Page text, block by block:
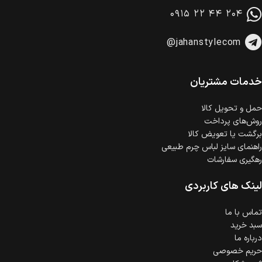
در هنگام خرید محصول، امکان انتخاب پرداخت در محل
وجود دارد.
خرید اقساطی با شرایط آسان و بدون ضامن امکان‌پذیر
است.
گارانتی معتبر برای تمامی محصولات ارائه می‌شود.
۰۹۱۵ ۲۲ ۴۴ ۲۰۴
@jahanstylecom
خدمات مشتریان
حمل‌ و تحویل کالا
روش‌های پرداخت
برگشت یا تعویض کالا
راهنمای سایز لباس چرم طبیعی
رهگیری سفارشات
لینک های کاربردی
تماس با ما
سبد خرید
درباره ما
حریم خصوصی